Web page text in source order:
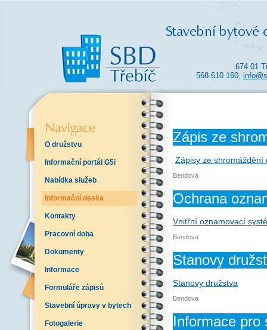
674 01
568 610 160,
O družstvu
Informační portál G5i
Nabídka služeb
Informační deska
Kontakty
Pracovní doba
Dokumenty
Informace
Formuláře zápisů
Stavební úpravy v bytech
Fotogalerie
Zápis ze
Zápisy ze shromáždění
Bendova
Ochrana
Vnitřní oznamovací
Bendova
Stanovy
Stanovy družstva
Bendova
Informace pro